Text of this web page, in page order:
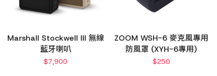
Marshall Stockwell III 無線
藍牙喇叭
$7,900
ZOOM WSH-6 麥克風專用
防風罩 (XYH-6專用)
$250